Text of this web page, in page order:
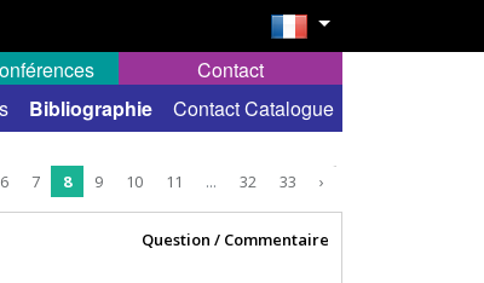
Bibliographie Contact Catalogue
Contact
6 7 8 9 10 11 ... 32 33 ›
Question / Commentaire